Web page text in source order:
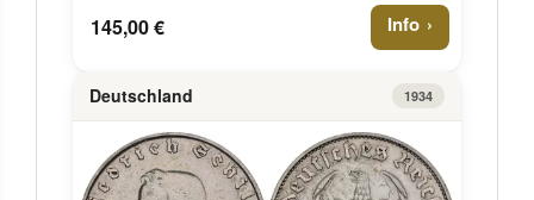
145,00 € Info
Deutschland 1934